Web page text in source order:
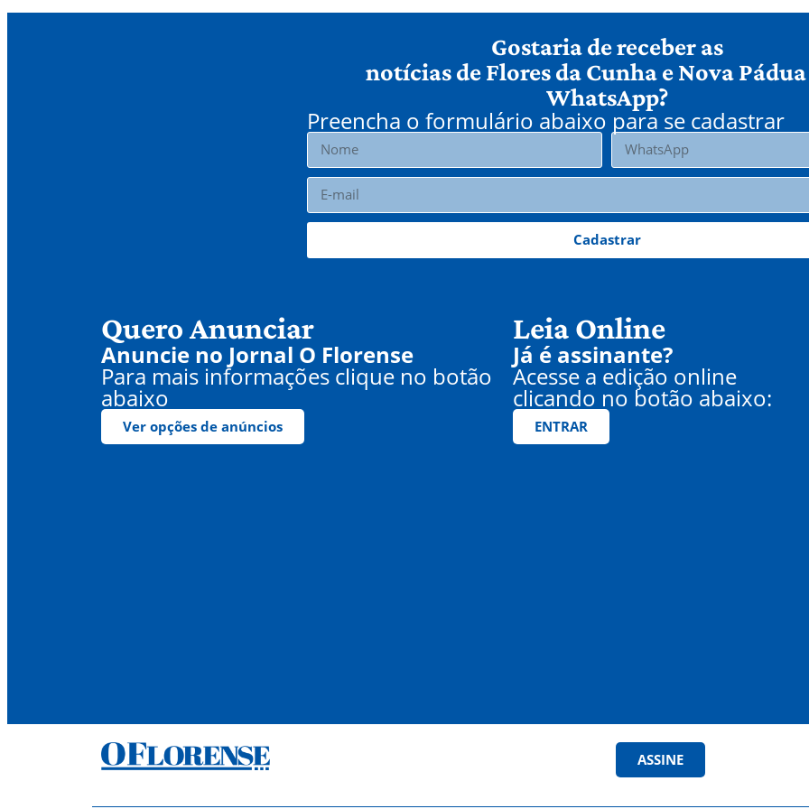
Gostaria de receber as
notícias de Flores da Cunha e Nova
WhatsApp?
Preencha o formulário abaixo para se cadastrar
Cadastrar
Quero Anunciar
Anuncie no Jornal O Florense
Para mais informações clique no botão
abaixo
Ver opções de anúncios
Leia Online
Já é assinante?
Acesse a edição online
clicando no botão abaixo:
ENTRAR
ASSINE